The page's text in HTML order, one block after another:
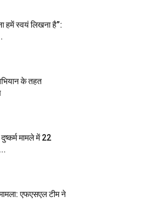
हमें स्वयं लिखना है”:
के तहत
मामले में 22
मामला: एफएसएल टीम ने